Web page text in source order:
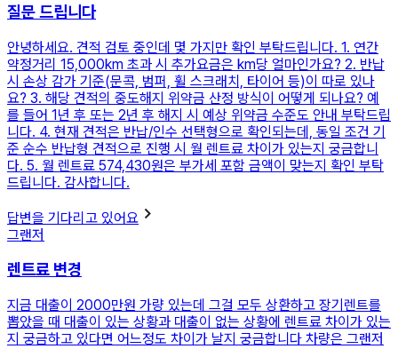
질문 드립니다
안녕하세요. 견적 검토 중인데 몇 가지만 확인 부탁드립니다. 1. 연간
약정거리 15,000km 초과 시 추가요금은 km당 얼마인가요? 2. 반납
시 손상 감가 기준(문콕, 범퍼, 휠 스크래치, 타이어 등)이 따로 있나
요? 3. 해당 견적의 중도해지 위약금 산정 방식이 어떻게 되나요? 예
를 들어 1년 후 또는 2년 후 해지 시 예상 위약금 수준도 안내 부탁드립
니다. 4. 현재 견적은 반납/인수 선택형으로 확인되는데, 동일 조건 기
준 순수 반납형 견적으로 진행 시 월 렌트료 차이가 있는지 궁금합니
다. 5. 월 렌트료 574,430원은 부가세 포함 금액이 맞는지 확인 부탁
드립니다. 감사합니다.
답변을 기다리고 있어요
그랜저
렌트료 변경
지금 대출이 2000만원 가량 있는데 그걸 모두 상환하고 장기렌트를
뽑았을 때 대출이 있는 상황과 대출이 없는 상황에 렌트료 차이가 있는
지 궁금하고 있다면 어느정도 차이가 날지 궁금합니다 차량은 그랜저